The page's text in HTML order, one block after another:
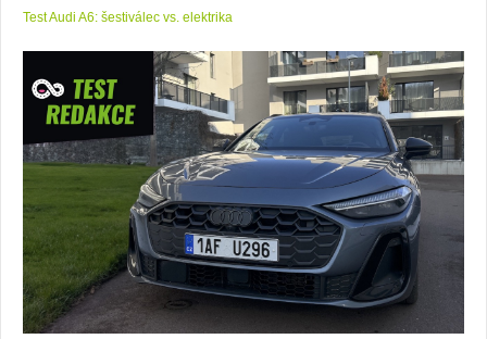
Test Audi A6: šestiválec vs. elektrika